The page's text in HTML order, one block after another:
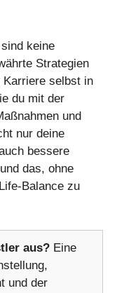
keine
Strategien
selbst in
du mit der
und
nur deine
bessere
das, ohne
Balance zu
aus? Eine
und der